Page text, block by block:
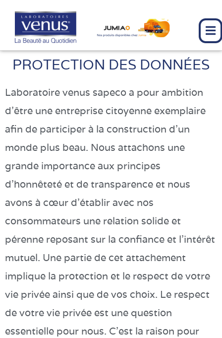
contenu
PROTECTION DES DONNÉES
Laboratoire venus sapeco a pour ambition
d’être une entreprise citoyenne exemplaire
afin de participer à la construction d’un
monde plus beau. Nous attachons une
grande importance aux principes
d’honnêteté et de transparence et nous
avons à cœur d’établir avec nos
consommateurs une relation solide et
pérenne reposant sur la confiance et l’intérêt
mutuel. Une partie de cet attachement
implique la protection et le respect de votre
vie privée ainsi que de vos choix. Le respect
de votre vie privée est une question
essentielle pour nous. C’est la raison pour